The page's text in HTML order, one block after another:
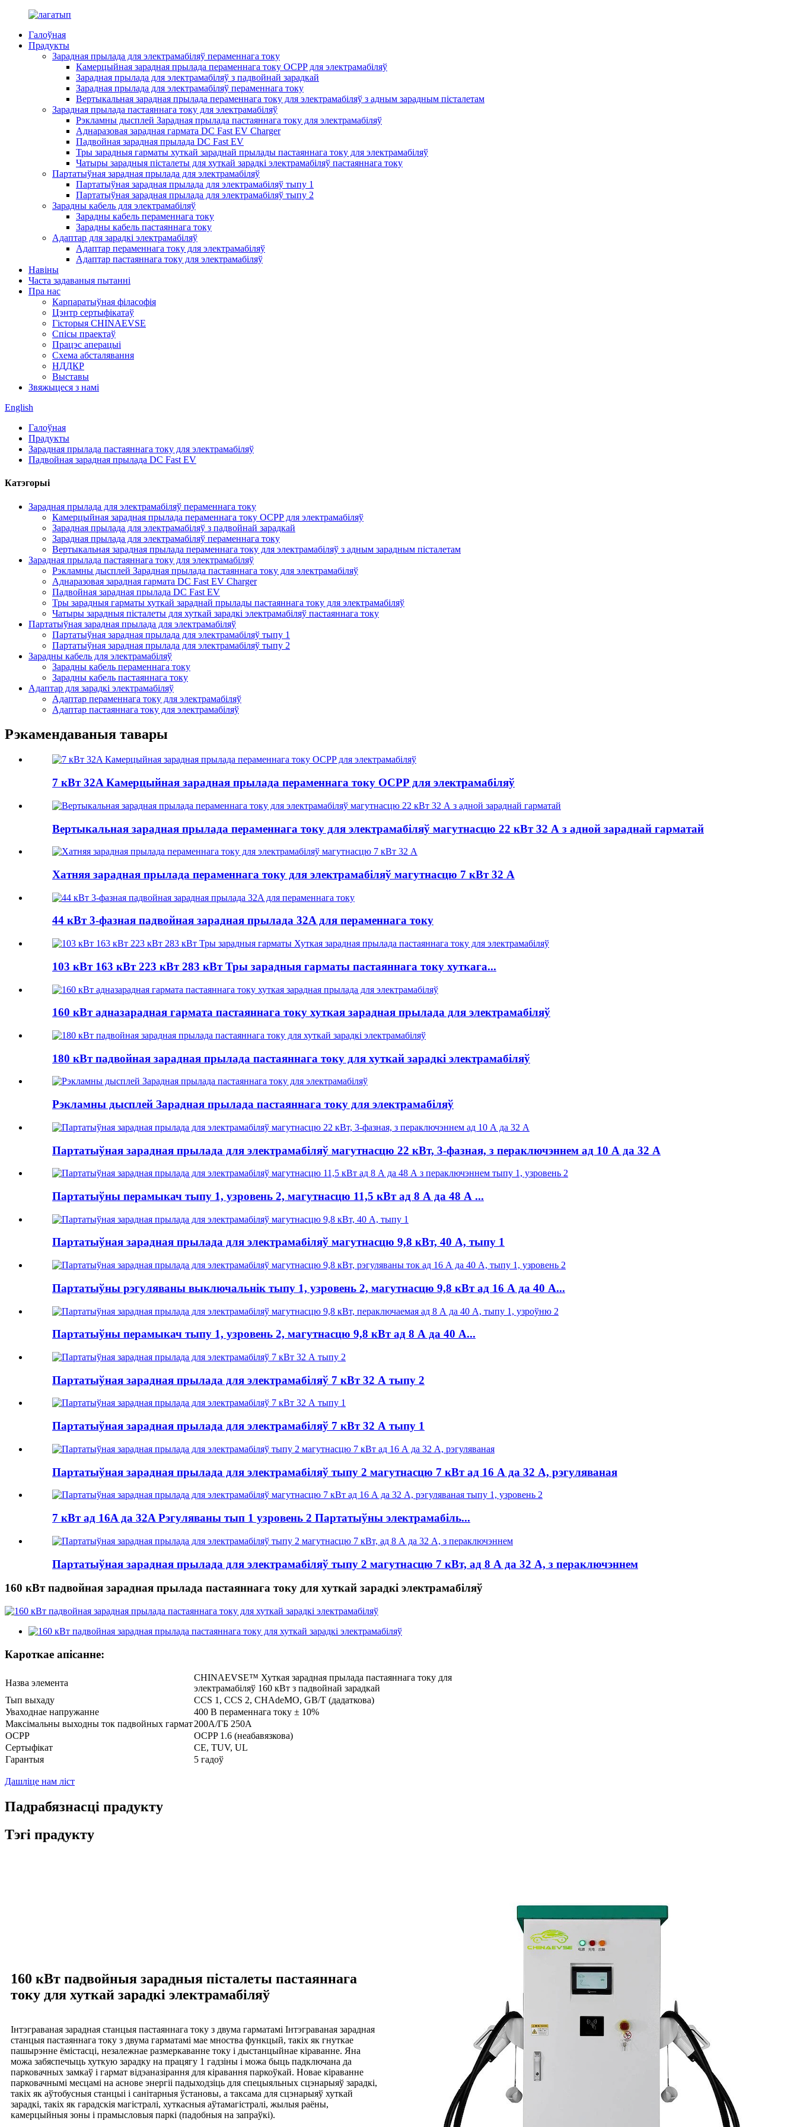
Галоўная
Прадукты
Зарадная прылада для электрамабіляў пераменнага току
Камерцыйная зарадная прылада пераменнага току OCPP для электрамабіляў
Зарадная прылада для электрамабіляў з падвойнай зарадкай
Зарадная прылада для электрамабіляў пераменнага току
Вертыкальная зарадная прылада пераменнага току для электрамабіляў з адным зарадным пісталетам
Зарадная прылада пастаяннага току для электрамабіляў
Рэкламны дысплей Зарадная прылада пастаяннага току для электрамабіляў
Аднаразовая зарадная гармата DC Fast EV Charger
Падвойная зарадная прылада DC Fast EV
Тры зарадныя гарматы хуткай зараднай прылады пастаяннага току для электрамабіляў
Чатыры зарадныя пісталеты для хуткай зарадкі электрамабіляў пастаяннага току
Партатыўная зарадная прылада для электрамабіляў
Партатыўная зарадная прылада для электрамабіляў тыпу 1
Партатыўная зарадная прылада для электрамабіляў тыпу 2
Зарадны кабель для электрамабіляў
Зарадны кабель пераменнага току
Зарадны кабель пастаяннага току
Адаптар для зарадкі электрамабіляў
Адаптар пераменнага току для электрамабіляў
Адаптар пастаяннага току для электрамабіляў
Навіны
Часта задаваныя пытанні
Пра нас
Карпаратыўная філасофія
Цэнтр сертыфікатаў
Гісторыя CHINAEVSE
Спісы праектаў
Працэс аперацыі
Схема абсталявання
НДДКР
Выставы
Звяжыцеся з намі
English
Галоўная
Прадукты
Зарадная прылада пастаяннага току для электрамабіляў
Падвойная зарадная прылада DC Fast EV
Катэгорыі
Зарадная прылада для электрамабіляў пераменнага току
Камерцыйная зарадная прылада пераменнага току OCPP для электрамабіляў
Зарадная прылада для электрамабіляў з падвойнай зарадкай
Зарадная прылада для электрамабіляў пераменнага току
Вертыкальная зарадная прылада пераменнага току для электрамабіляў з адным зарадным пісталетам
Зарадная прылада пастаяннага току для электрамабіляў
Рэкламны дысплей Зарадная прылада пастаяннага току для электрамабіляў
Аднаразовая зарадная гармата DC Fast EV Charger
Падвойная зарадная прылада DC Fast EV
Тры зарадныя гарматы хуткай зараднай прылады пастаяннага току для электрамабіляў
Чатыры зарадныя пісталеты для хуткай зарадкі электрамабіляў пастаяннага току
Партатыўная зарадная прылада для электрамабіляў
Партатыўная зарадная прылада для электрамабіляў тыпу 1
Партатыўная зарадная прылада для электрамабіляў тыпу 2
Зарадны кабель для электрамабіляў
Зарадны кабель пераменнага току
Зарадны кабель пастаяннага току
Адаптар для зарадкі электрамабіляў
Адаптар пераменнага току для электрамабіляў
Адаптар пастаяннага току для электрамабіляў
Рэкамендаваныя тавары
7 кВт 32A Камерцыйная зарадная прылада пераменнага току OCPP для электрамабіляў
Вертыкальная зарадная прылада пераменнага току для электрамабіляў магутнасцю 22 кВт 32 А з адной зараднай гарматай
Хатняя зарадная прылада пераменнага току для электрамабіляў магутнасцю 7 кВт 32 А
44 кВт 3-фазная падвойная зарадная прылада 32A для пераменнага току
103 кВт 163 кВт 223 кВт 283 кВт Тры зарадныя гарматы пастаяннага току хуткага...
160 кВт адназарадная гармата пастаяннага току хуткая зарадная прылада для электрамабіляў
180 кВт падвойная зарадная прылада пастаяннага току для хуткай зарадкі электрамабіляў
Рэкламны дысплей Зарадная прылада пастаяннага току для электрамабіляў
Партатыўная зарадная прылада для электрамабіляў магутнасцю 22 кВт, 3-фазная, з пераключэннем ад 10 А да 32 А
Партатыўны перамыкач тыпу 1, узровень 2, магутнасцю 11,5 кВт ад 8 А да 48 А ...
Партатыўная зарадная прылада для электрамабіляў магутнасцю 9,8 кВт, 40 А, тыпу 1
Партатыўны рэгуляваны выключальнік тыпу 1, узровень 2, магутнасцю 9,8 кВт ад 16 А да 40 А...
Партатыўны перамыкач тыпу 1, узровень 2, магутнасцю 9,8 кВт ад 8 А да 40 А...
Партатыўная зарадная прылада для электрамабіляў 7 кВт 32 А тыпу 2
Партатыўная зарадная прылада для электрамабіляў 7 кВт 32 А тыпу 1
Партатыўная зарадная прылада для электрамабіляў тыпу 2 магутнасцю 7 кВт ад 16 А да 32 А, рэгуляваная
7 кВт ад 16A да 32A Рэгуляваны тып 1 узровень 2 Партатыўны электрамабіль...
Партатыўная зарадная прылада для электрамабіляў тыпу 2 магутнасцю 7 кВт, ад 8 А да 32 А, з пераключэннем
160 кВт падвойная зарадная прылада пастаяннага току для хуткай зарадкі электрамабіляў
Кароткае апісанне:
Назва элемента
CHINAEVSE™️ Хуткая зарадная прылада пастаяннага току для
электрамабіляў 160 кВт з падвойнай зарадкай
Тып выхаду
CCS 1, CCS 2, CHAdeMO, GB/T (дадаткова)
Уваходнае напружанне
400 В пераменнага току ± 10%
Максімальны выходны ток падвойных гармат200А/ГБ 250А
OCPP
OCPP 1.6 (неабавязкова)
Сертыфікат
CE, TUV, UL
Гарантыя
5 гадоў
Дашліце нам ліст
Падрабязнасці прадукту
Тэгі прадукту
160 кВт падвойныя зарадныя пісталеты пастаяннага
току для хуткай зарадкі электрамабіляў
Інтэграваная зарадная станцыя пастаяннага току з двума гарматамі Інтэграваная зарадная
станцыя пастаяннага току з двума гарматамі мае мноства функцый, такіх як гнуткае
пашырэнне ёмістасці, незалежнае размеркаванне току і дыстанцыйнае кіраванне. Яна
можа забяспечыць хуткую зарадку на працягу 1 гадзіны і можа быць падключана да
парковачных замкаў і гармат відэаназірання для кіравання паркоўкай. Новае кіраванне
парковачнымі месцамі на аснове энергіі падыходзіць для спецыяльных сцэнарыяў зарадкі,
такіх як аўтобусныя станцыі і санітарныя ўстановы, а таксама для сцэнарыяў хуткай
зарадкі, такіх як гарадскія магістралі, хуткасныя аўтамагістралі, жылыя раёны,
камерцыйныя зоны і прамысловыя паркі (падобныя на запраўкі).